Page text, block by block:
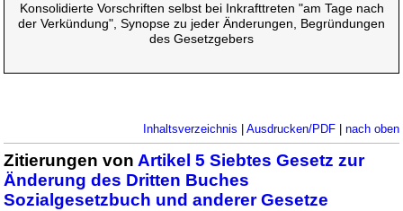
Konsolidierte Vorschriften selbst bei Inkrafttreten "am Tage nach
der Verkündung", Synopse zu jeder Änderungen, Begründungen
des Gesetzgebers
Inhaltsverzeichnis Ausdrucken/PDF| nach oben
Zitierungen von Artikel 5 Siebtes Gesetz zur
Änderung des Dritten Buches
Sozialgesetzbuch und anderer Gesetze